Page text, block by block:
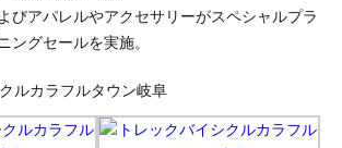
びアパレルやアクセサリーがスペシャルプラ
ングセールを実施。